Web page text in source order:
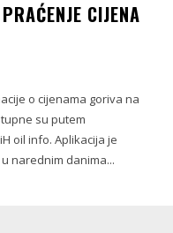
CIJENA
o cijenama goriva na
su putem
oil info. Aplikacija je
narednim danima...